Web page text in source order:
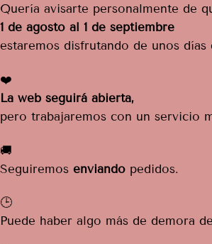
Quería avisarte personalmente de
1 de agosto al 1 de septiembre
estaremos disfrutando de unos días
❤️
La web seguirá abierta,
pero trabajaremos con un servicio
🚚
Seguiremos enviando pedidos.
🕒
Puede haber algo más de demora